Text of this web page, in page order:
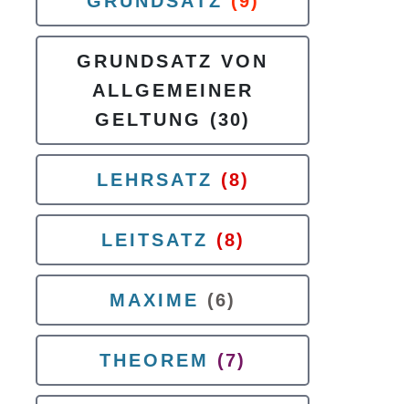
GRUNDSATZ VON
ALLGEMEINER
GELTUNG
(30)
LEHRSATZ (8)
LEITSATZ (8)
MAXIME (6)
THEOREM (7)